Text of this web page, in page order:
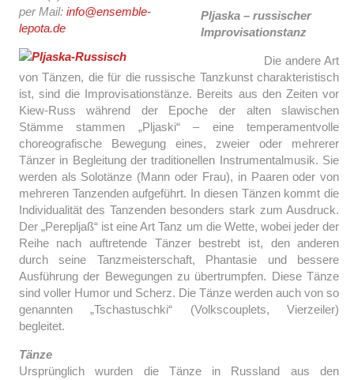
per Mail: info@ensemble-
lepota.de
Pljaska – russischer
Improvisationstanz
Die andere Art
von Tänzen, die für die russische Tanzkunst charakteristisch
ist, sind die Improvisationstänze. Bereits aus den Zeiten vor
Kiew-Russ während der Epoche der alten slawischen
Stämme stammen „Pljaski“ – eine temperamentvolle
choreografische Bewegung eines, zweier oder mehrerer
Tänzer in Begleitung der traditionellen Instrumentalmusik. Sie
werden als Solotänze (Mann oder Frau), in Paaren oder von
mehreren Tanzenden aufgeführt. In diesen Tänzen kommt die
Individualität des Tanzenden besonders stark zum Ausdruck.
Der „Perepljaß“ ist eine Art Tanz um die Wette, wobei jeder der
Reihe nach auftretende Tänzer bestrebt ist, den anderen
durch seine Tanzmeisterschaft, Phantasie und bessere
Ausführung der Bewegungen zu übertrumpfen. Diese Tänze
sind voller Humor und Scherz. Die Tänze werden auch von so
genannten „Tschastuschki“ (Volkscouplets, Vierzeiler)
begleitet.
Tänze
Ursprünglich wurden die Tänze in Russland aus den